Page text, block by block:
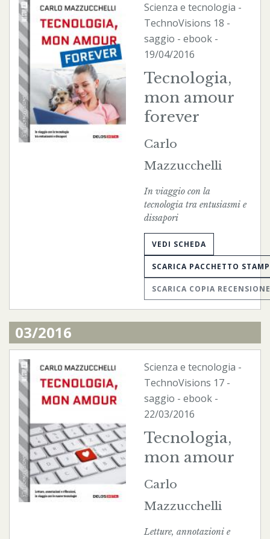
Scienza e tecnologia -
TechnoVisions 18 -
saggio - ebook -
19/04/2016
Tecnologia,
mon amour
forever
Carlo
Mazzucchelli
In viaggio con la
tecnologia tra entusiasmi e
dissapori
VEDI SCHEDA
SCARICA PACCHETTO
SCARICA COPIA RECENSIONE
03/2016
Scienza e tecnologia -
TechnoVisions 17 -
saggio - ebook -
22/03/2016
Tecnologia,
mon amour
Carlo
Mazzucchelli
Letture, annotazioni e